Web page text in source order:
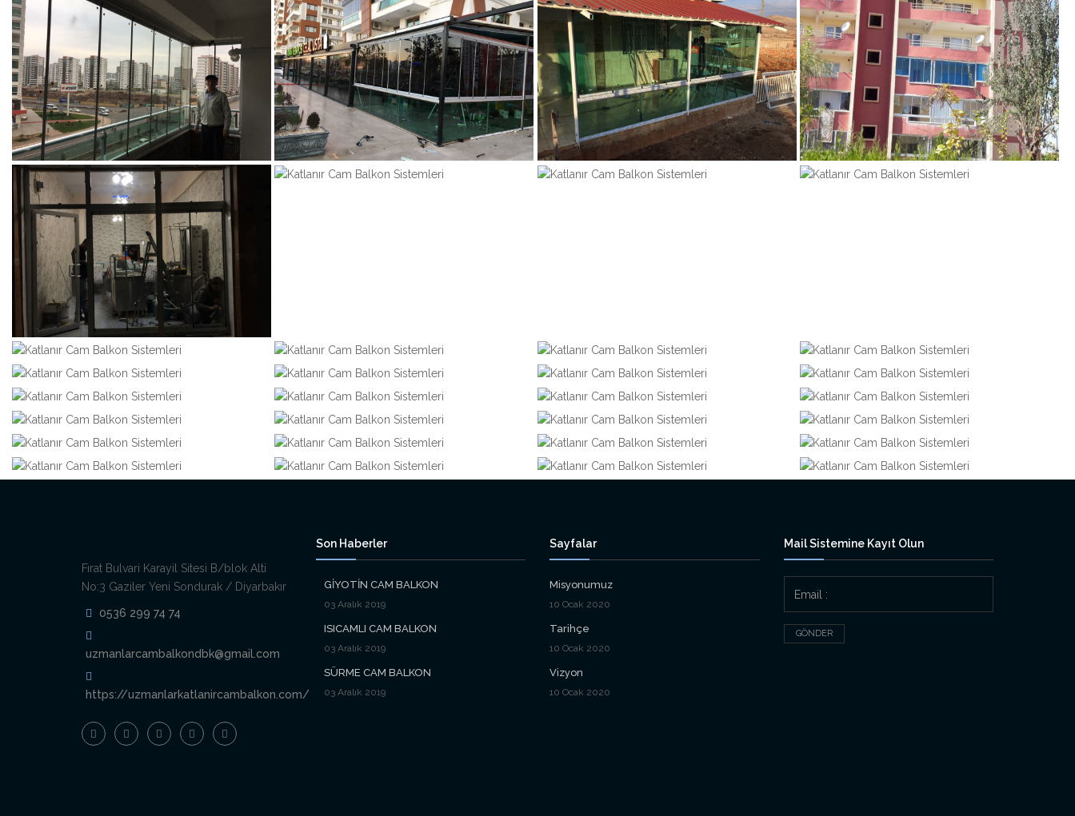
Fırat Bulvari Karayil Sitesi B/blok Alti
No:3 Gaziler Yeni Sondurak / Diyarbakır
0536 299 74 74
uzmanlarcambalkondbk@gmail.com
https://uzmanlarkatlanircambalkon.com/
Son Haberler
GİYOTİN CAM BALKON
03 Aralık 2019
ISICAMLI CAM BALKON
03 Aralık 2019
SÜRME CAM BALKON
03 Aralık 2019
Sayfalar
Misyonumuz
10 Ocak 2020
Tarihçe
10 Ocak 2020
Vizyon
10 Ocak 2020
Mail Sistemine Kayıt Olun
GÖNDER